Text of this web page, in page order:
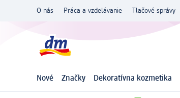
O nás Práca a vzdelávanie Tlačové správy
Nové Značky Dekoratívna kozmetika